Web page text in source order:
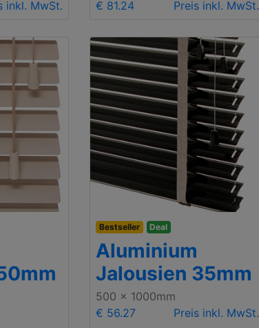
inkl. MwSt.
€ 81.24
Preis inkl. MwSt.
Bestseller Deal
Aluminium
Jalousien 35mm
500 x 1000mm
€ 56.27
Preis inkl. MwSt.